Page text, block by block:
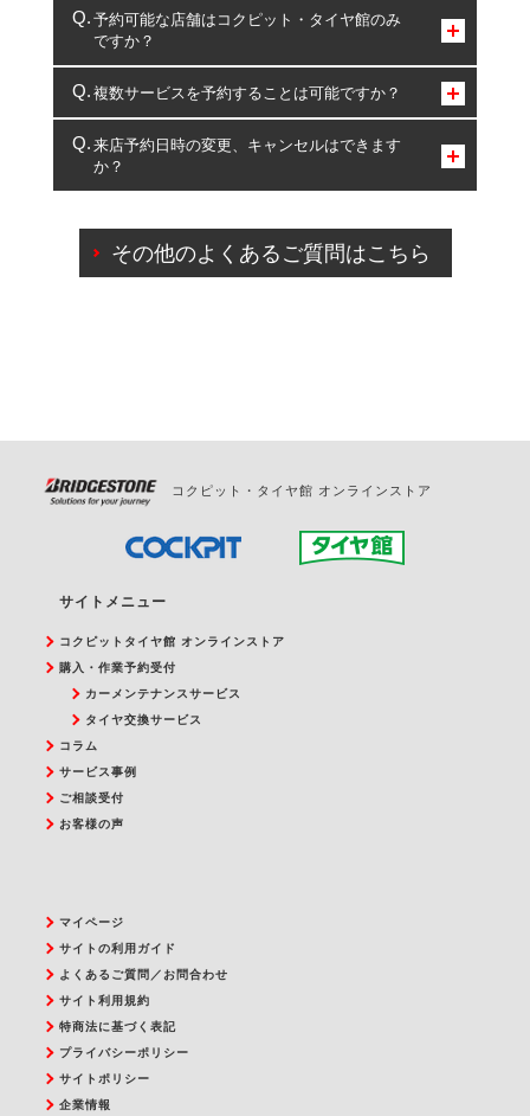
予約可能な店舗はコクピット・タイヤ館のみ
ですか？
コクピット・タイヤ館のみとなります。
複数サービスを予約することは可能ですか？
複数サービスのご予約は可能です。
一部の商品・サービスの組み合わせに限り、同時にご予約が
出来ないものもございます。
来店予約日時の変更、キャンセルはできます
か？
ご来店予約日の3営業日前を過ぎている場合のご予約
の日時変更につきましては、直接ご予約の店舗まで
その他のよくあるご質問はこちら
コクピット・タイヤ館 オンラインストア
サイトメニュー
コクピットタイヤ館 オンラインストア
購入・作業予約受付
カーメンテナンスサービス
タイヤ交換サービス
コラム
サービス事例
ご相談受付
お客様の声
マイページ
サイトの利用ガイド
よくあるご質問／お問合わせ
サイト利用規約
特商法に基づく表記
プライバシーポリシー
サイトポリシー
企業情報